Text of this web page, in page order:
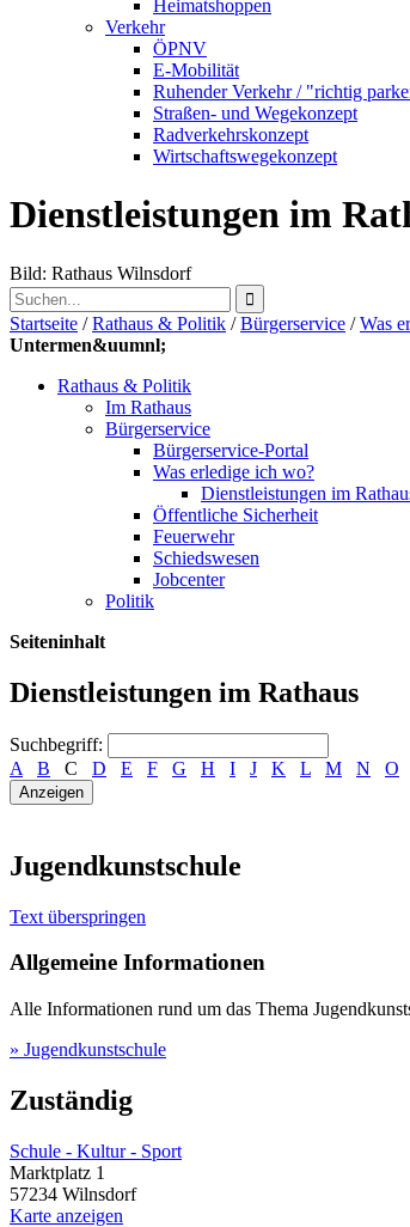
Heimatshoppen
Verkehr
ÖPNV
E-Mobilität
Ruhender Verkehr / "richtig
Straßen- und Wegekonzept
Radverkehrskonzept
Wirtschaftswegekonzept
Dienstleistungen im
Bild: Rathaus Wilnsdorf
Startseite /Rathaus & Politik /Bürgerservice /Was
Untermen&uumnl;
Rathaus & Politik
Im Rathaus
Bürgerservice
Bürgerservice-Portal
Was erledige ich wo?
Dienstleistungen im
Öffentliche Sicherheit
Feuerwehr
Schiedswesen
Jobcenter
Politik
Seiteninhalt
Dienstleistungen im Rathaus
Suchbegriff:
A
B C D E F G H I J K L M N O
Jugendkunstschule
Text überspringen
Allgemeine Informationen
Alle Informationen rund um das Thema
» Jugendkunstschule
Zuständig
Schule - Kultur - Sport
Marktplatz 1
57234 Wilnsdorf
Karte anzeigen